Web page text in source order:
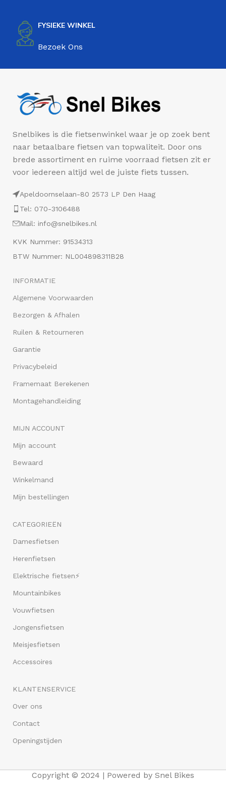
FYSIEKE WINKEL
Bezoek Ons
Snelbikes is die fietsenwinkel waar je op zoek bent
naar betaalbare fietsen van topwaliteit. Door ons
brede assortiment en ruime voorraad fietsen zit er
voor iedereen altijd wel de juiste fiets tussen.
Apeldoornselaan-80 2573 LP Den Haag
Tel: 070-3106488
Mail: info@snelbikes.nl
KVK Nummer: 91534313
BTW Nummer: NL004898311B28
INFORMATIE
Algemene Voorwaarden
Bezorgen & Afhalen
Ruilen & Retourneren
Garantie
Privacybeleid
Framemaat Berekenen
Montagehandleiding
MIJN ACCOUNT
Mijn account
Bewaard
Winkelmand
Mijn bestellingen
CATEGORIEËN
Damesfietsen
Herenfietsen
Elektrische fietsen⚡
Mountainbikes
Vouwfietsen
Jongensfietsen
Meisjesfietsen
Accessoires
KLANTENSERVICE
Over ons
Contact
Openingstijden
Copyright © 2024 | Powered by Snel Bikes